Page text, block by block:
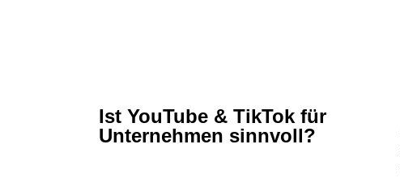
Ist YouTube & TikTok für
Unternehmen sinnvoll?